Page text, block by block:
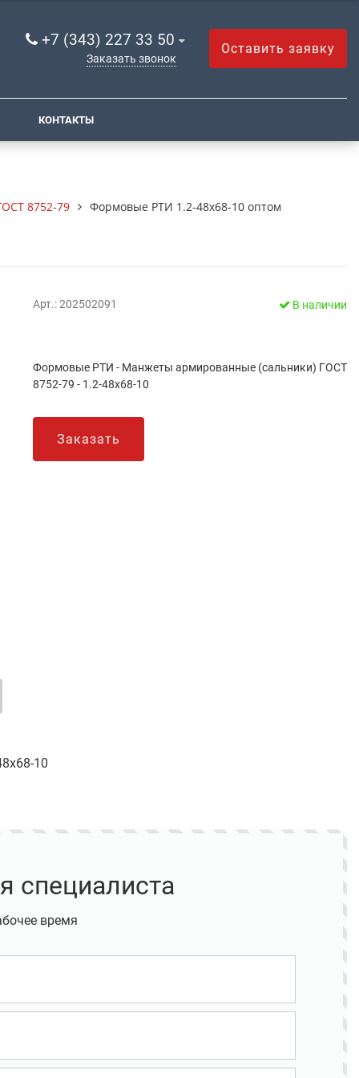
+7 (343) 227 33 50
Заказать звонок
Оставить заявку
КОНТАКТЫ
8752-79 Формовые РТИ 1.2-48х68-10 оптом
Арт.: 202502091 В наличии
Формовые РТИ - Манжеты армированные (сальники) ГОСТ
8752-79 - 1.2-48х68-10
Заказать
10
специалиста
время